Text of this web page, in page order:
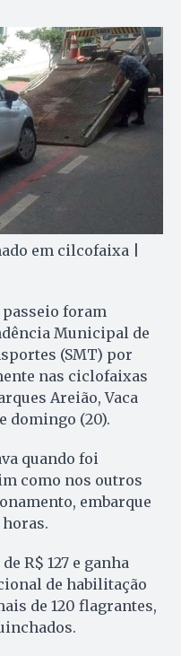
em cilcofaixa |
foram
Municipal de
(SMT) por
nas ciclofaixas
Areião, Vaca
domingo (20).
quando foi
como nos outros
embarque
horas.
R$ 127 e ganha
de habilitação
de 120 flagrantes,